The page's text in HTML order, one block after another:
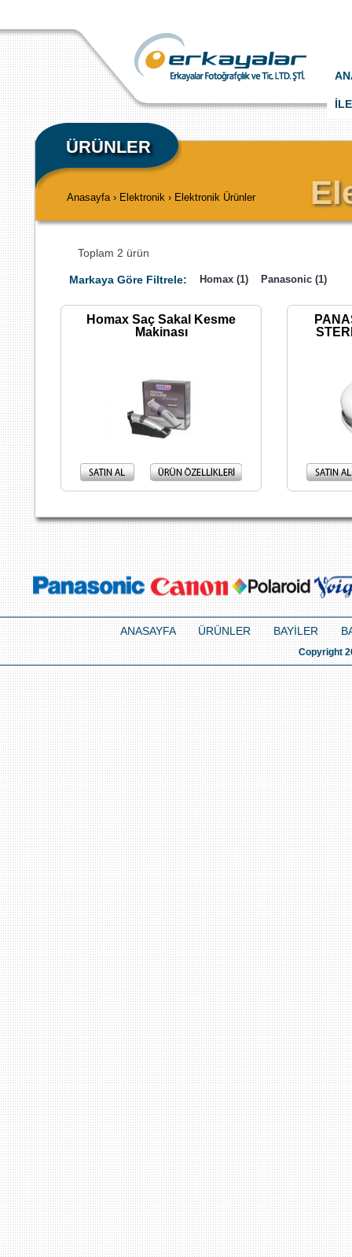
ÜRÜNLER
Anasayfa › Elektronik › Elektronik Ürünler
Toplam 2 ürün
Markaya Göre Filtrele: Homax (1) Panasonic (1)
Homax Saç Sakal Kesme
Makinası
ANASAYFA ÜRÜNLER BAYİLER
Copyright